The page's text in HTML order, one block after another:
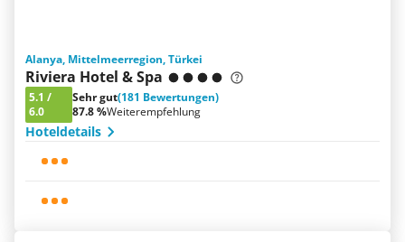
Alanya, Mittelmeerregion, Türkei
Riviera Hotel & Spa
5.1 /
6.0
Sehr gut(181 Bewertungen)
87.8 %Weiterempfehlung
Hoteldetails